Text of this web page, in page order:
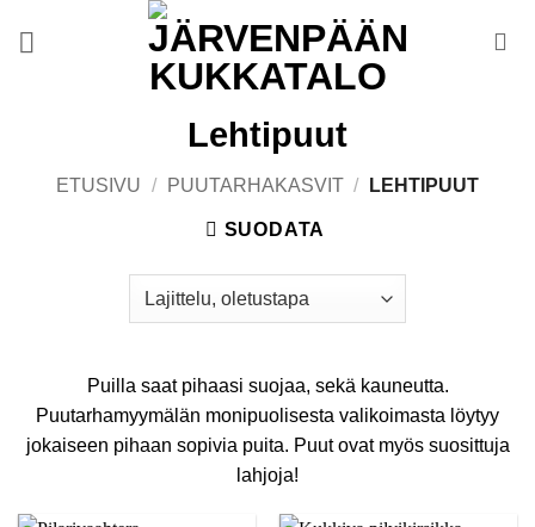
Lehtipuut
ETUSIVU / PUUTARHAKASVIT / LEHTIPUUT
SUODATA
Puilla saat pihaasi suojaa, sekä kauneutta.
Puutarhamyymälän monipuolisesta valikoimasta löytyy
jokaiseen pihaan sopivia puita. Puut ovat myös suosittuja
lahjoja!